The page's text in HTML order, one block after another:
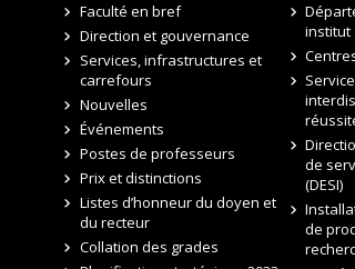
Faculté en bref
Direction et gouvernance
Services, infrastructures et
carrefours
Nouvelles
Événements
Postes de professeurs
Prix et distinctions
Listes d’honneur du doyen et
du recteur
Collation des grades
institut
de
(DESI)
de